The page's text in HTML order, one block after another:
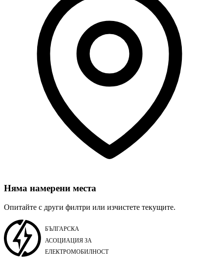
Няма намерени места
Опитайте с други филтри или изчистете текущите.